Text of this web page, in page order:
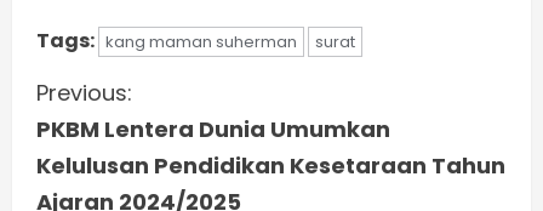
Tags: kang maman suherman surat
C
o
Previous:
PKBM Lentera Dunia Umumkan
Kelulusan Pendidikan Kesetaraan Tahun
Ajaran 2024/2025